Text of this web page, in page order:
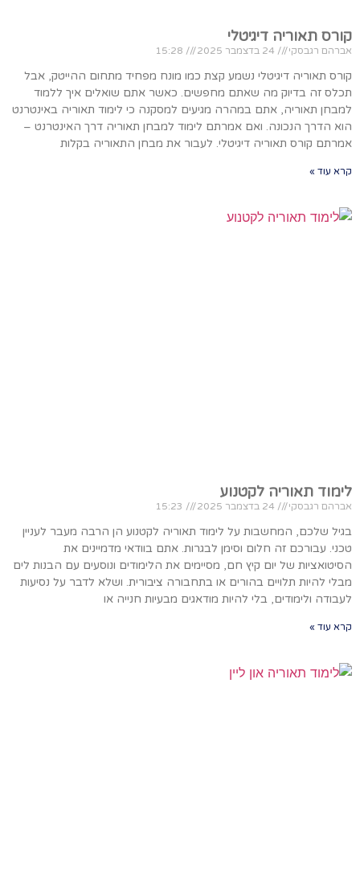
קורס תאוריה דיגיטלי
אברהם רגבסקי
קורס תאוריה דיגיטלי נשמע קצת כמו מונח מפחיד מתחום ההייטק, אבל
תכלס זה בדיוק מה שאתם מחפשים. כאשר אתם שואלים איך ללמוד
למבחן תאוריה, אתם במהרה מגיעים למסקנה כי לימוד תאוריה באינטרנט
הוא הדרך הנכונה. ואם אמרתם לימוד למבחן תאוריה דרך האינטרנט –
אמרתם קורס תאוריה דיגיטלי. לעבור את מבחן התאוריה בקלות
קרא עוד »
לימוד תאוריה לקטנוע
אברהם רגבסקי
בגיל שלכם, המחשבות על לימוד תאוריה לקטנוע הן הרבה מעבר לעניין
טכני. עבורכם זה חלום וסימן לבגרות. אתם בוודאי מדמיינים את
הסיטואציות של יום קיץ חם, מסיימים את הלימודים ונוסעים עם הבנות לים
מבלי להיות תלויים בהורים או בתחבורה ציבורית. ושלא לדבר על נסיעות
לעבודה ולימודים, בלי להיות מודאגים מבעיות חנייה או
קרא עוד »